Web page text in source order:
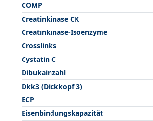
COMP
Creatinkinase CK
Creatinkinase-Isoenzyme
Crosslinks
Cystatin C
Dibukainzahl
Dkk3 (Dickkopf 3)
ECP
Eisenbindungskapazität